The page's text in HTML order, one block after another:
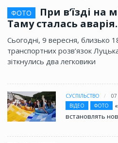
ФОТО
При в’їзді на
Таму сталась
Сьогодні, 9 вересня, близько
транспортних розв’язок
зіткнулись два легковики
СУСПІЛЬСТВО
07
ВІДЕО
ФОТО
встановлять